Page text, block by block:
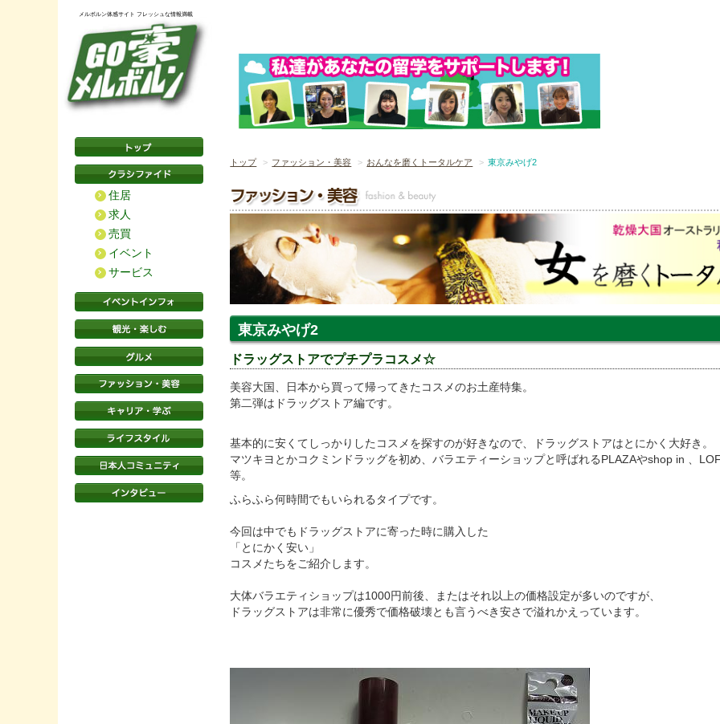
メルボルン体感サイト フレッシュな情報満載
住居
求人
売買
イベント
サービス
トップ ファッション・美容 おんなを磨くトータルケア 東京みやげ2
東京みやげ2
ドラッグストアでプチプラコスメ☆
美容大国、日本から買って帰ってきたコスメのお土産特集。
第二弾はドラッグストア編です。
基本的に安くてしっかりしたコスメを探すのが好きなので、ドラッグストアはとにかく大好き。
マツキヨとかコクミンドラッグを初め、バラエティーショップと呼ばれるPLAZAやshop in 、
等。
ふらふら何時間でもいられるタイプです。
今回は中でもドラッグストアに寄った時に購入した
「とにかく安い」
コスメたちをご紹介します。
大体バラエティショップは1000円前後、またはそれ以上の価格設定が多いのですが、
ドラッグストアは非常に優秀で価格破壊とも言うべき安さで溢れかえっています。